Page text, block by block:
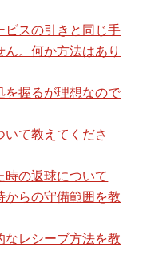
ビスの引きと同じ手
。何か方法はあり
を握るが理想なので
て教えてくださ
時の返球について
からの守備範囲を教
なレシーブ方法を教